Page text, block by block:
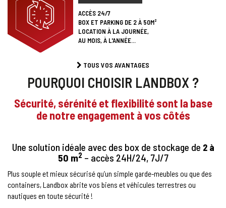
ACCÈS 24/7
BOX ET PARKING DE 2 À 50M²
LOCATION À LA JOURNÉE,
AU MOIS, À L'ANNÉE...
TOUS VOS AVANTAGES
POURQUOI CHOISIR LANDBOX ?
Sécurité, sérénité et flexibilité sont la base
de notre engagement à vos côtés
Une solution idéale avec des box de stockage de 2 à
50 m2 – accès 24H/24, 7J/7
Plus souple et mieux sécurisé qu’un simple garde-meubles ou que des
containers, Landbox abrite vos biens et véhicules terrestres ou
nautiques en toute sécurité !